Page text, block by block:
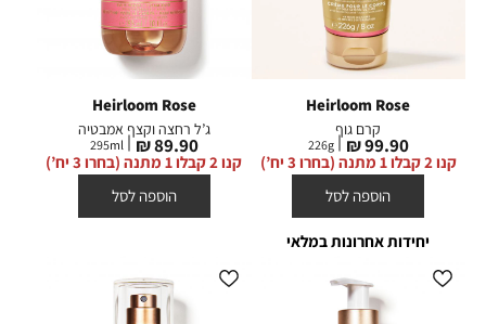
Heirloom Rose
קרם גוף
מחיר
מוצר
99.90 ₪
226g
קנו 2 קבלו 1 מתנה (בחרו 3 יח’)
הוספה לסל
יחידות אחרונות במלאי
Heirloom Rose
ג’ל רחצה וקצף אמבטיה
מחיר
מוצר
89.90 ₪
295ml
קנו 2 קבלו 1 מתנה (בחרו 3 יח’)
הוספה לסל